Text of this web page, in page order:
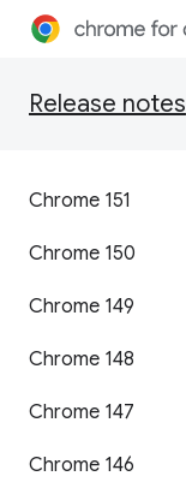
Release notes
Chrome 151
Chrome 150
Chrome 149
Chrome 148
Chrome 147
Chrome 146